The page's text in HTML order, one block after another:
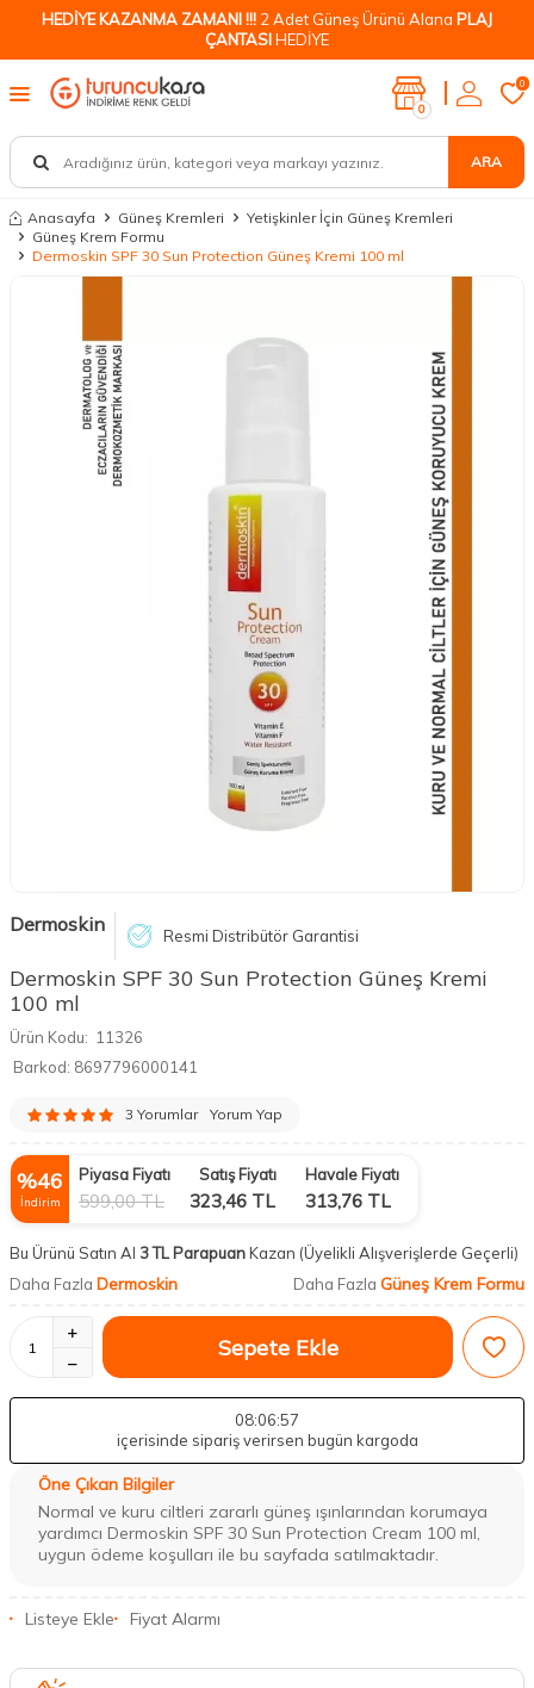
HEDİYE KAZANMA ZAMANI !!! 2 Adet Güneş Ürünü Alana PLAJ
ÇANTASIHEDİYE
ARA
0
0
Anasayfa Güneş Kremleri
Yetişkinler İçin Güneş Kremleri
Güneş Krem Formu
Dermoskin SPF 30 Sun Protection Güneş Kremi 100 ml
Dermoskin Resmi Distribütör Garantisi
Dermoskin SPF 30 Sun Protection Güneş Kremi
100 ml
Ürün Kodu: 11326
Barkod: 8697796000141
3 Yorumlar Yorum Yap
%46
İndirim
Piyasa Fiyatı
599,00TL
Satış Fiyatı
323,46 TL
Havale Fiyatı
313,76 TL
Bu Ürünü Satın Al 3 TL ParapuanKazan (Üyelikli Alışverişlerde Geçerli)
Daha Fazla Dermoskin Daha Fazla Güneş Krem Formu
Sepete Ekle
08:06:56
içerisinde sipariş verirsen bugün kargoda
Öne Çıkan Bilgiler
Normal ve kuru ciltleri zararlı güneş ışınlarından korumaya
yardımcı Dermoskin SPF 30 Sun Protection Cream 100 ml,
uygun ödeme koşulları ile bu sayfada satılmaktadır.
Listeye Ekle Fiyat Alarmı